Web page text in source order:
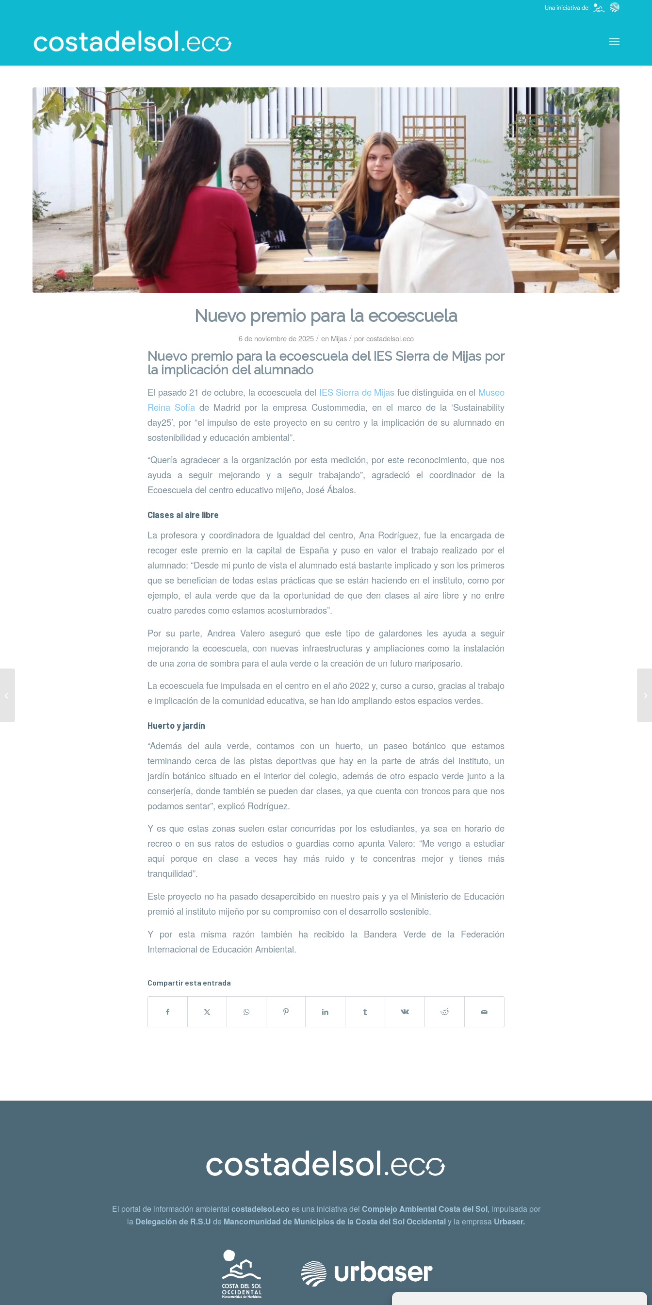
Nuevo premio para la ecoescuela
6 de noviembre de 2025 / en Mijas / porcostadelsol.eco
Nuevo premio para la ecoescuela del IES Sierra de Mijas por
la implicación del alumnado
El pasado 21 de octubre, la ecoescuela del IES Sierra de Mijas fue distinguida en el Museo
Reina Sofía de Madrid por la empresa Custommedia, en el marco de la ‘Sustainability
day25’, por “el impulso de este proyecto en su centro y la implicación de su alumnado en
sostenibilidad y educación ambiental”.
“Quería agradecer a la organización por esta medición, por este reconocimiento, que nos
ayuda a seguir mejorando y a seguir trabajando”, agradeció el coordinador de la
Ecoescuela del centro educativo mijeño, José Ábalos.
Clases al aire libre
La profesora y coordinadora de Igualdad del centro, Ana Rodríguez, fue la encargada de
recoger este premio en la capital de España y puso en valor el trabajo realizado por el
alumnado: “Desde mi punto de vista el alumnado está bastante implicado y son los primeros
que se benefician de todas estas prácticas que se están haciendo en el instituto, como por
ejemplo, el aula verde que da la oportunidad de que den clases al aire libre y no entre
cuatro paredes como estamos acostumbrados”.
Por su parte, Andrea Valero aseguró que este tipo de galardones les ayuda a seguir
mejorando la ecoescuela, con nuevas infraestructuras y ampliaciones como la instalación
de una zona de sombra para el aula verde o la creación de un futuro mariposario.
La ecoescuela fue impulsada en el centro en el año 2022 y, curso a curso, gracias al trabajo
e implicación de la comunidad educativa, se han ido ampliando estos espacios verdes.
Huerto y jardín
“Además del aula verde, contamos con un huerto, un paseo botánico que estamos
terminando cerca de las pistas deportivas que hay en la parte de atrás del instituto, un
jardín botánico situado en el interior del colegio, además de otro espacio verde junto a la
conserjería, donde también se pueden dar clases, ya que cuenta con troncos para que nos
podamos sentar”, explicó Rodríguez.
Y es que estas zonas suelen estar concurridas por los estudiantes, ya sea en horario de
recreo o en sus ratos de estudios o guardias como apunta Valero: “Me vengo a estudiar
aquí porque en clase a veces hay más ruido y te concentras mejor y tienes más
tranquilidad”.
Este proyecto no ha pasado desapercibido en nuestro país y ya el Ministerio de Educación
premió al instituto mijeño por su compromiso con el desarrollo sostenible.
Y por esta misma razón también ha recibido la Bandera Verde de la Federación
Internacional de Educación Ambiental.
Compartir esta entrada
El portal de información ambiental costadelsol.eco es una iniciativa del Complejo Ambiental Costa del Sol, impulsada por
la Delegación de R.S.U de Mancomunidad de Municipios de la Costa del Sol Occidentaly la empresa Urbaser.